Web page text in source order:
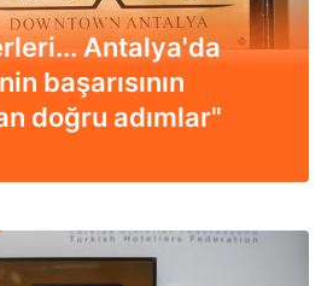
Antalya'da
başarısının
doğru adımlar"